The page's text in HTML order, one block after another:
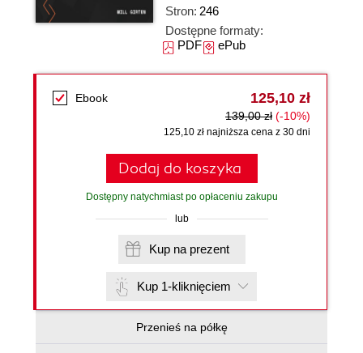
Stron: 246
Dostępne formaty:
PDFePub
Ebook 125,10 zł
139,00 zł (-10%)
125,10 zł najniższa cena z 30 dni
Dodaj do koszyka
Dostępny natychmiast po opłaceniu zakupu
lub
Kup na prezent
Kup 1-kliknięciem
Przenieś na półkę